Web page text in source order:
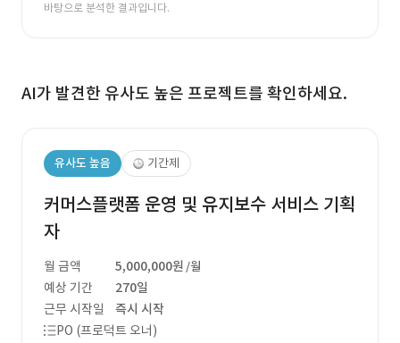
바탕으로 분석한 결과입니다.
AI가 발견한 유사도 높은 프로젝트를 확인하세요.
유사도 높음 기간제
커머스플랫폼 운영 및 유지보수 서비스 기획
자
월 금액 5,000,000원 /월
예상 기간
270일
근무 시작일
즉시 시작
PO (프로덕트 오너)